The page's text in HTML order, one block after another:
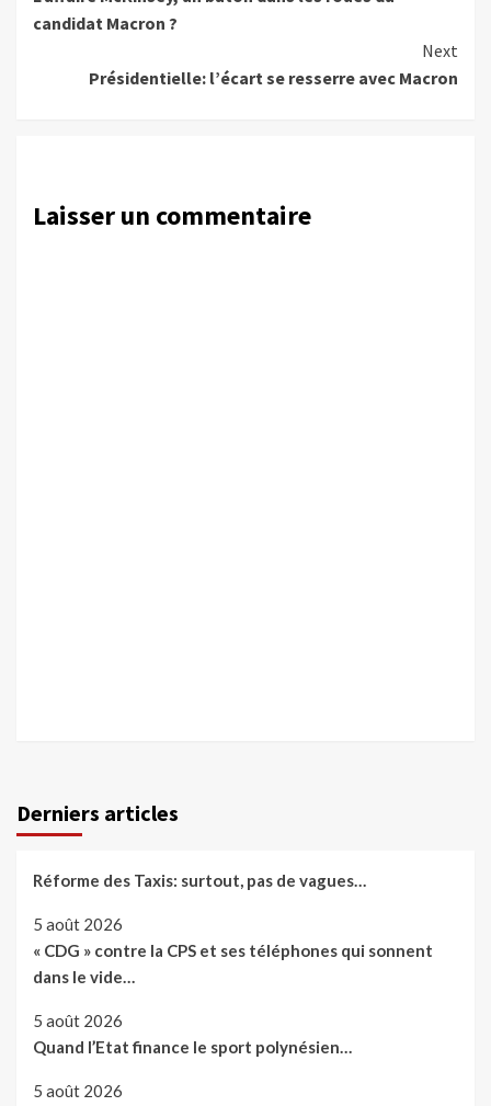
candidat Macron ?
Next
Présidentielle: l’écart se resserre avec Macron
Laisser un commentaire
Derniers articles
Réforme des Taxis: surtout, pas de vagues…
5 août 2026
« CDG » contre la CPS et ses téléphones qui sonnent
dans le vide…
5 août 2026
Quand l’Etat finance le sport polynésien…
5 août 2026